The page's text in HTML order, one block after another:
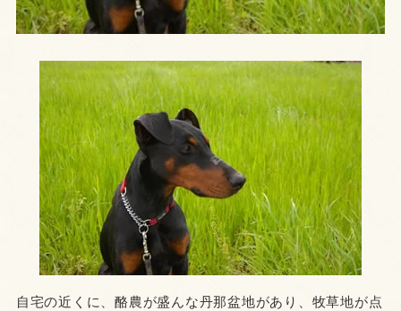
自宅の近くに、酪農が盛んな丹那盆地があり、牧草地が点